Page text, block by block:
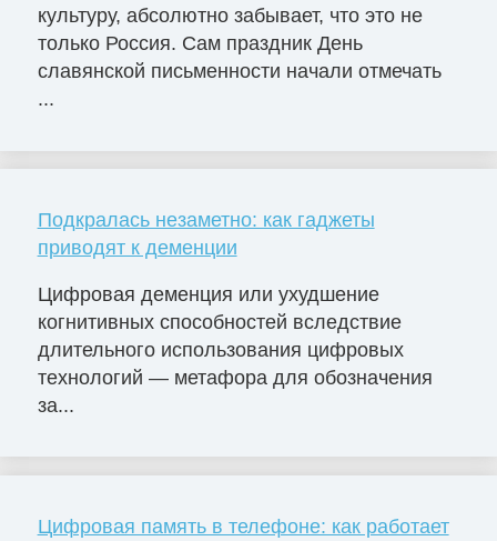
культуру, абсолютно забывает, что это не
только Россия. Сам праздник День
славянской письменности начали отмечать
...
Подкралась незаметно: как гаджеты
приводят к деменции
Цифровая деменция или ухудшение
когнитивных способностей вследствие
длительного использования цифровых
технологий — метафора для обозначения
за...
Цифровая память в телефоне: как работает